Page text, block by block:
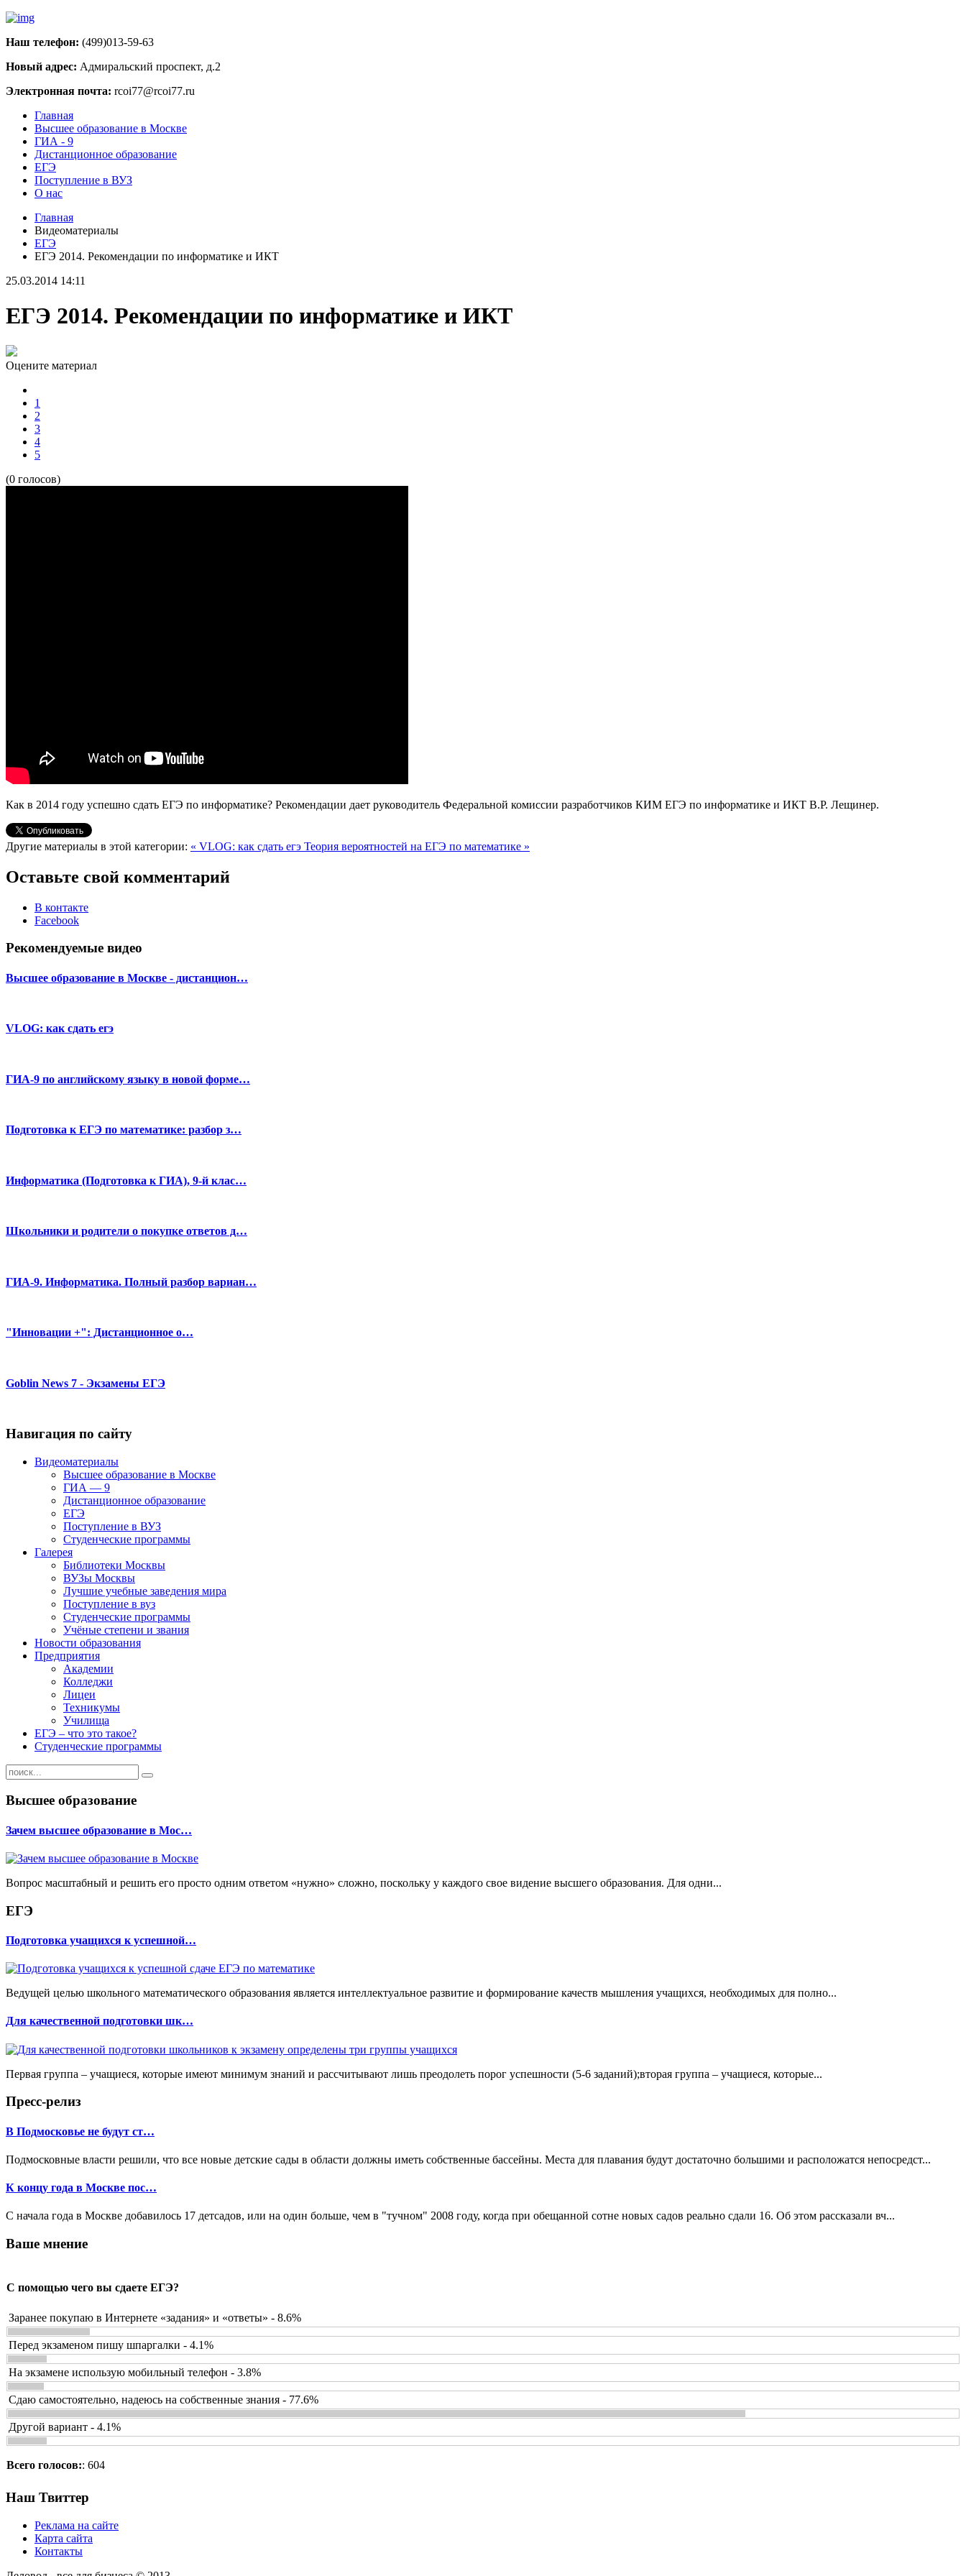
Наш телефон: (499)013-59-63
Новый адрес: Адмиральский проспект, д.2
Электронная почта: rcoi77@rcoi77.ru
Главная
Высшее образование в Москве
ГИА - 9
Дистанционное образование
ЕГЭ
Поступление в ВУЗ
О нас
Главная
Видеоматериалы
ЕГЭ
ЕГЭ 2014. Рекомендации по информатике и ИКТ
25.03.2014 14:11
ЕГЭ 2014. Рекомендации по информатике и ИКТ
Оцените материал
1
2
3
4
5
(0 голосов)
Как в 2014 году успешно сдать ЕГЭ по информатике? Рекомендации дает руководитель Федеральной комиссии разработчиков КИМ ЕГЭ по информатике и ИКТ В.Р. Лещинер.
Другие материалы в этой категории: « VLOG: как сдать егэ Теория вероятностей на ЕГЭ по математике »
Оставьте свой комментарий
В контакте
Facebook
Рекомендуемые видео
Высшее образование в Москве - дистанцион…
VLOG: как сдать егэ
ГИА-9 по английскому языку в новой форме…
Подготовка к ЕГЭ по математике: разбор з…
Информатика (Подготовка к ГИА), 9-й клас…
Школьники и родители о покупке ответов д…
ГИА-9. Информатика. Полный разбор вариан…
"Инновации +": Дистанционное о…
Goblin News 7 - Экзамены ЕГЭ
Навигация по сайту
Видеоматериалы
Высшее образование в Москве
ГИА — 9
Дистанционное образование
ЕГЭ
Поступление в ВУЗ
Студенческие программы
Галерея
Библиотеки Москвы
ВУЗы Москвы
Лучшие учебные заведения мира
Поступление в вуз
Студенческие программы
Учёные степени и звания
Новости образования
Предприятия
Академии
Колледжи
Лицеи
Техникумы
Училища
ЕГЭ – что это такое?
Студенческие программы
Высшее образование
Зачем высшее образование в Мос…
Вопрос масштабный и решить его просто одним ответом «нужно» сложно, поскольку у каждого свое видение высшего образования. Для одни...
ЕГЭ
Подготовка учащихся к успешной…
Ведущей целью школьного математического образования является интеллектуальное развитие и формирование качеств мышления учащихся, необходимых для полно...
Для качественной подготовки шк…
Первая группа – учащиеся, которые имеют минимум знаний и рассчитывают лишь преодолеть порог успешности (5-6 заданий);вторая группа – учащиеся, которые...
Пресс-релиз
В Подмосковье не будут ст…
Подмосковные власти решили, что все новые детские сады в области должны иметь собственные бассейны. Места для плавания будут достаточно большими и расположатся непосредст...
К концу года в Москве пос…
С начала года в Москве добавилось 17 детсадов, или на один больше, чем в "тучном" 2008 году, когда при обещанной сотне новых садов реально сдали 16. Об этом рассказали вч...
Ваше мнение
С помощью чего вы сдаете ЕГЭ?
Заранее покупаю в Интернете «задания» и «ответы» - 8.6%
Перед экзаменом пишу шпаргалки - 4.1%
На экзамене использую мобильный телефон - 3.8%
Сдаю самостоятельно, надеюсь на собственные знания - 77.6%
Другой вариант - 4.1%
Всего голосов:: 604
Наш Твиттер
Реклама на сайте
Карта сайта
Контакты